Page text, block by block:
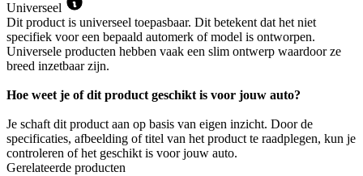
Universeel
Dit product is universeel toepasbaar. Dit betekent dat het niet
specifiek voor een bepaald automerk of model is ontworpen.
Universele producten hebben vaak een slim ontwerp waardoor ze
breed inzetbaar zijn.
Hoe weet je of dit product geschikt is voor jouw auto?
Je schaft dit product aan op basis van eigen inzicht. Door de
specificaties, afbeelding of titel van het product te raadplegen, kun je
controleren of het geschikt is voor jouw auto.
Gerelateerde producten